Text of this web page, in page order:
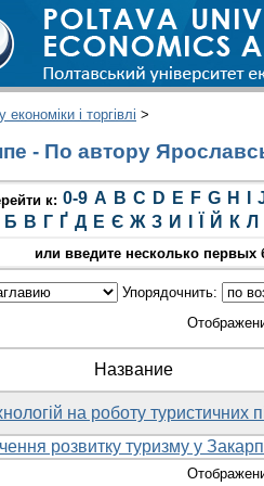
і торгівлі >
- По автору
к: 0-9 A B C D E F G H
Б В Г Ґ Д Е Є Ж З И Й К Л
или введите несколько первых
Упорядочнить:
Название
на роботу туристичних
розвитку туризму у